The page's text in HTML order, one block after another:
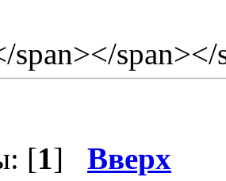
span></span></
[1] Вверх